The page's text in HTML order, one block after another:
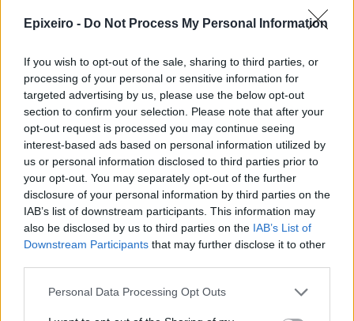
Epixeiro - Do Not Process My Personal Information
If you wish to opt-out of the sale, sharing to third parties, or
processing of your personal or sensitive information for
targeted advertising by us, please use the below opt-out
section to confirm your selection. Please note that after your
opt-out request is processed you may continue seeing
interest-based ads based on personal information utilized by
us or personal information disclosed to third parties prior to
your opt-out. You may separately opt-out of the further
disclosure of your personal information by third parties on the
IAB’s list of downstream participants. This information may
also be disclosed by us to third parties on the IAB’s List of
Downstream Participants that may further disclose it to other
Personal Data Processing Opt Outs
τεχνολογίες hardware, embedded software και
Κατηγορία: Innovation Idea Holder
1ο Βραβείο: Pulse
Η καινοτόμα ιδέα αφορά την πώληση ενός μικρού
“πράσινου” αεροσκάφους για έως και 8 επιβάτες
(συμπεριλαμβανομένου του πιλότου), το οποίο
θα έχει τη δυνατότητα κάθετης απογείωσης/
προσγείωσης. Η χρήση της νέας τεχνολογίας
αεροπορικού κινητήρα που ονομάζεται Pulse
επειδή χρησιμοποιεί παλμική αντί συνεχή καύση.
Η χρήση αυτού του κινητήρα καθιστά το